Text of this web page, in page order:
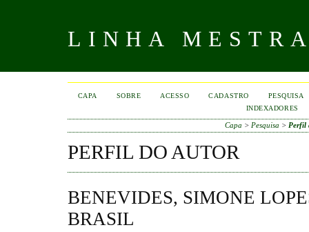
LINHA
CAPA SOBRE ACESSO CADASTRO
PESQUISA
INDEXADORES
Capa > Pesquisa > Perfil
PERFIL DO AUTOR
BENEVIDES, SIMONE
BRASIL